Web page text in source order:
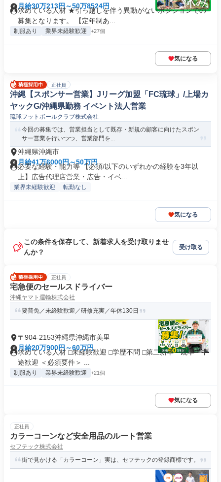
月給30万213円～50万8524円
求めている人材 ★引っ越しを伴う異動がないポジションでの
募集となります。 【定年制あ...
制服あり 業界未経験歓迎 +27個
気になる
正社員
沖縄【スポンサー営業】Jリーグ加盟「FC琉球」/上場カ
ヤックG/沖縄県勤務 イベント法人営業
琉球フットボールクラブ株式会社
今回の募集では、営業担当として既存・新規の顧客に向けたスポン
サー営業を行いつつ、営業部門を...
沖縄県沖縄市
月給41万6000円～50万円
必要な経験・能力等 【必須/以下のいずれかの経験を3年以
上】広告代理店営業・広告・イベ...
業界未経験歓迎 転勤なし
気になる
この条件を保存して、新着求人を受け取りませ
んか？
受け取る
正社員
宅急便のセールスドライバー
沖縄ヤマト運輸株式会社
要普免／未経験歓迎／研修充実／年休130日
〒904-2153沖縄県沖縄市美里
月給20万900円～60万円
求めている人材 □未経験歓迎 □学歴不問 □第二新卒・既卒・中
途歓迎 ＜必須要件＞ ...
制服あり 業界未経験歓迎 +21個
気になる
正社員
カラーコーンなど安全用品のルート営業
セフテック株式会社
街で見かける「カラーコーン」実は、セフテックの登録商標です。